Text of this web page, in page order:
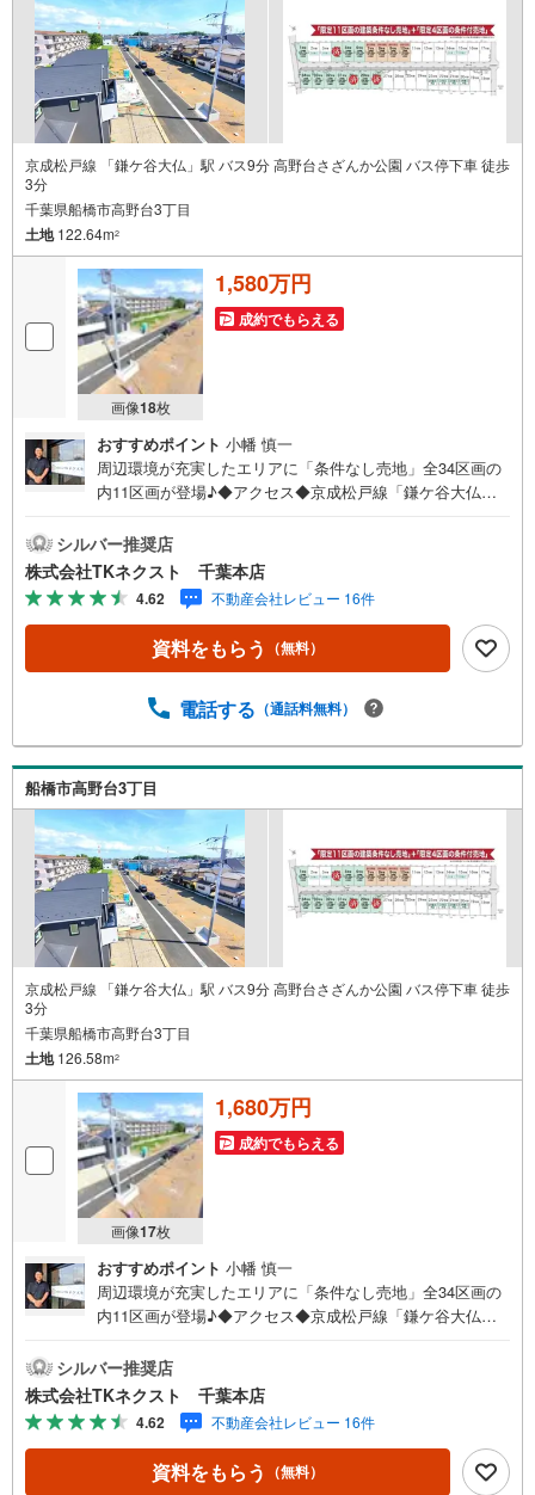
セブンイレブン 徒歩2分
建築条件無し☆お好きなハウスメーカーでの建築可能!!
□■□現地内覧ツアー開催中!!□■□
（※事前に必ずお問い合わせくださいませ）
《コース内容（所要時間）》
・サクッと内覧コース （30分～）
・じっくり内覧コース （60分～）
・納得内覧コース （90分～）
・まずは住宅ローン相談から （30分～）
【資料請求無料、お電話でのお問い合わせ無料】
お日にち:時間帯のご指定が可能です!!
平日やお仕事前・後のご内覧もお待ちしております!!
ご希望の日程、お時間をお知らせください。
ご連絡を心よりお待ちしております！
京成松戸線 「鎌ケ谷大仏」駅 バス9分 高野台さざんか公園 バス停下車 徒歩
3分
千葉県船橋市高野台3丁目
土地122.64m2
画像18枚
1,580万円
成約でもらえる
おすすめポイント 小幡 慎一
周辺環境が充実したエリアに「条件なし売地」全34区画の
内11区画が登場♪◆アクセス◆京成松戸線「鎌ケ谷大仏」
家族の多い分譲地は、困ったときも心強い♪お好きなハウ
スメーカーで建築できる「建築条件なし」♪ご家族のスタ
イルに合った住まいをご提案♪土地約40～45坪、多彩なプ
ランが可能な広さ♪忙しい方にも嬉しいスーパーやコンビ
ニが徒歩圏内♪お子様とすぐに遊びに行ける距離に公園が
あるのは嬉しい♪◆周辺環境◆船橋市立八木が谷北小学
保育園 徒歩23分食鮮館ヒフミ 徒歩5分ローソン白井根
分閑静な住宅街で、緑が多く公園も点在している船橋市高
野台3丁目に条件なし売地が登場です!!近くに日本大学理工
学部があり、学生向けの施設や商店も見られ、幹線道路か
ら少し入った落ち着いた雰囲気のエリアです♪
シルバー推奨店
株式会社TKネクスト 千葉本店
4.62 不動産会社レビュー 16件
資料をもらう （無料）
電話する （通話料無料）
船橋市高野台3丁目
京成松戸線 「鎌ケ谷大仏」駅 バス9分 高野台さざんか公園 バス停下車 徒歩
3分
千葉県船橋市高野台3丁目
土地126.58m2
画像17枚
1,680万円
成約でもらえる
おすすめポイント 小幡 慎一
周辺環境が充実したエリアに「条件なし売地」全34区画の
内11区画が登場♪◆アクセス◆京成松戸線「鎌ケ谷大仏」
家族の多い分譲地は、困ったときも心強い♪お好きなハウ
スメーカーで建築できる「建築条件なし」♪ご家族のスタ
イルに合った住まいをご提案♪土地約40～45坪、多彩なプ
ランが可能な広さ♪忙しい方にも嬉しいスーパーやコンビ
ニが徒歩圏内♪お子様とすぐに遊びに行ける距離に公園が
あるのは嬉しい♪◆周辺環境◆船橋市立八木が谷北小学
シルバー推奨店
株式会社TKネクスト 千葉本店
4.62 不動産会社レビュー 16件
資料をもらう （無料）